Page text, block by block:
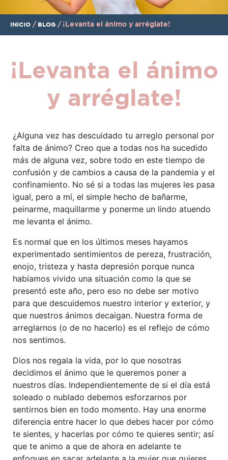
INICIO / BLOG / ¡Levanta el ánimo y arréglate!
¡Levanta el ánimo
y arréglate!
¿Alguna vez has descuidado tu arreglo personal por
falta de ánimo? Creo que a todas nos ha sucedido
más de alguna vez, sobre todo en este tiempo de
confusión y de cambios a causa de la pandemia y el
confinamiento. No sé si a todas las mujeres les pasa
igual, pero a mí, el simple hecho de bañarme,
peinarme, maquillarme y ponerme un lindo atuendo
me levanta el ánimo.
Es normal que en los últimos meses hayamos
experimentado sentimientos de pereza, frustración,
enojo, tristeza y hasta depresión porque nunca
habíamos vivido una situación como la que se
presentó este año, pero eso no debe ser motivo
para que descuidemos nuestro interior y exterior, y
que nuestros ánimos decaigan. Nuestra forma de
arreglarnos (o de no hacerlo) es el reflejo de cómo
nos sentimos.
Dios nos regala la vida, por lo que nosotras
decidimos el ánimo que le queremos poner a
nuestros días. Independientemente de si el día está
soleado o nublado debemos esforzarnos por
sentirnos bien en todo momento. Hay una enorme
diferencia entre hacer lo que debes hacer por cómo
te sientes, y hacerlas por cómo te quieres sentir; así
que te animo a que de ahora en adelante te